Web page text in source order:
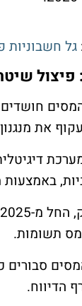
גל חשבוניות
את
תשומות.
הדיווח.